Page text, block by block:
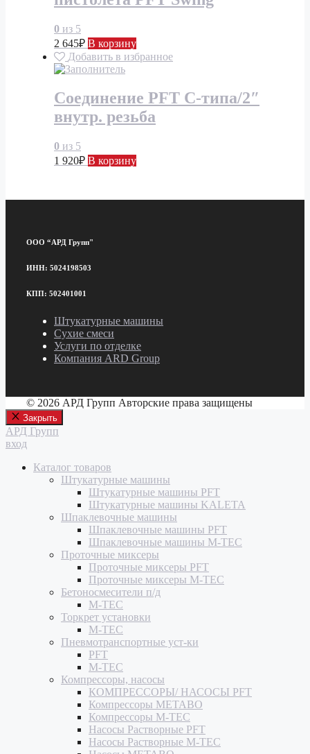
0 из 5
2 645₽ В корзину
Добавить в избранное
Соединение PFT C-типа/2″
внутр. резьба
0 из 5
1 920₽ В корзину
ООО “АРД Групп"
ИНН: 5024198503
КПП: 502401001
Штукатурные машины
Сухие смеси
Услуги по отделке
Компания ARD Group
© 2026 АРД Групп Авторские права защищены
Закрыть
АРД Групп
вход
Каталог товаров
Штукатурные машины
Штукатурные машины PFT
Штукатурные машины KALETA
Шпаклевочные машины
Шпаклевочные машины PFT
Шпаклевочные машины M-TEC
Проточные миксеры
Проточные миксеры PFT
Проточные миксеры M-TEC
Бетоносмесители п/д
M-TEC
Торкрет установки
M-TEC
Пневмотранспортные уст-ки
PFT
M-TEC
Компрессоры, насосы
КОМПРЕССОРЫ/ НАСОСЫ PFT
Компрессоры METABO
Компрессоры M-TEC
Насосы Растворные PFT
Насосы Растворные M-TEC